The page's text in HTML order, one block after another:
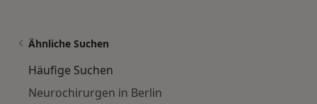
Ähnliche Suchen
Häufige Suchen
Neurochirurgen in Berlin